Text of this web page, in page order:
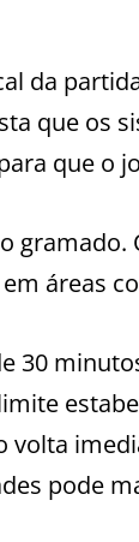
da
que os
que o
áreas
30
volta
pode